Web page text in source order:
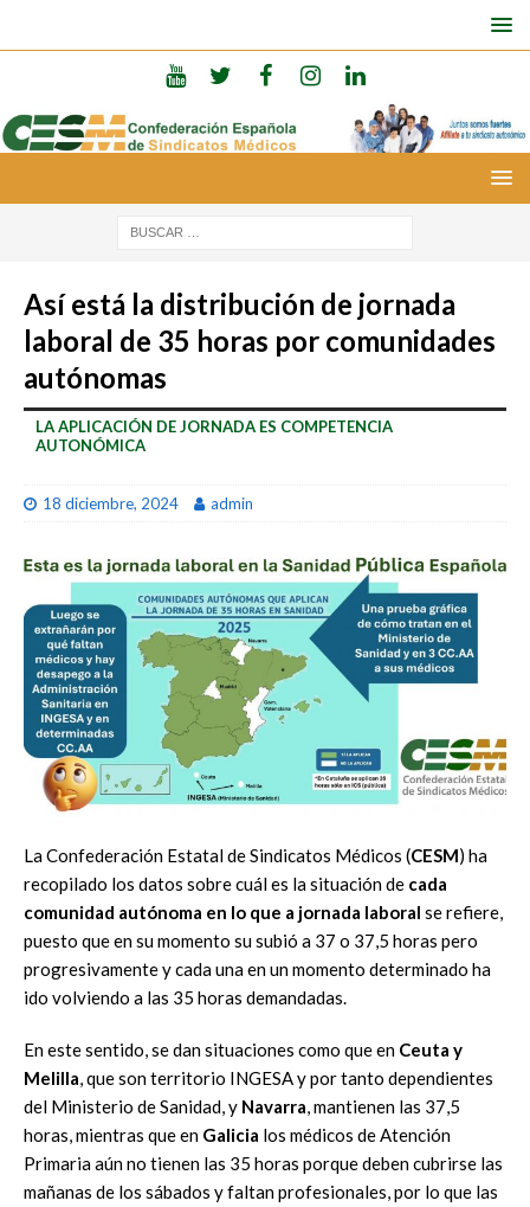
Así está la distribución de jornada
laboral de 35 horas por comunidades
autónomas
LA APLICACIÓN DE JORNADA ES COMPETENCIA
AUTONÓMICA
18 diciembre, 2024 admin
La Confederación Estatal de Sindicatos Médicos (CESM) ha
recopilado los datos sobre cuál es la situación de cada
comunidad autónoma en lo que a jornada laboral se refiere,
puesto que en su momento su subió a 37 o 37,5 horas pero
progresivamente y cada una en un momento determinado ha
ido volviendo a las 35 horas demandadas.
En este sentido, se dan situaciones como que en Ceuta y
Melilla, que son territorio INGESA y por tanto dependientes
del Ministerio de Sanidad, y Navarra, mantienen las 37,5
horas, mientras que en Galicia los médicos de Atención
Primaria aún no tienen las 35 horas porque deben cubrirse las
mañanas de los sábados y faltan profesionales, por lo que las